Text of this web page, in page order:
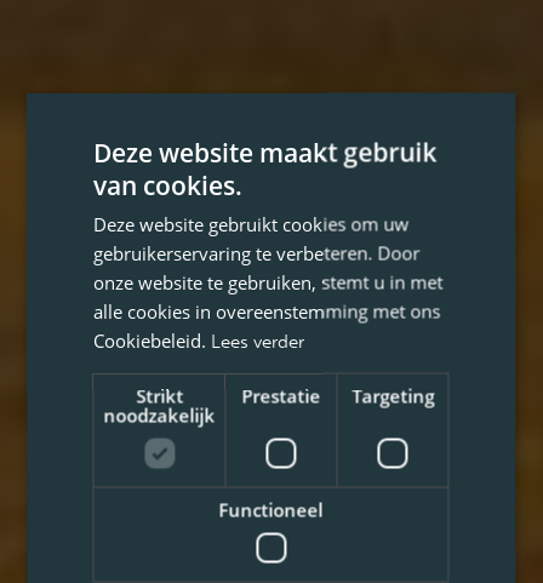
Deze website maakt gebruik
van cookies.
Deze website gebruikt cookies om uw
gebruikerservaring te verbeteren. Door
onze website te gebruiken, stemt u in met
alle cookies in overeenstemming met ons
Cookiebeleid. Lees verder
Strikt
noodzakelijk
Prestatie Targeting
Functioneel